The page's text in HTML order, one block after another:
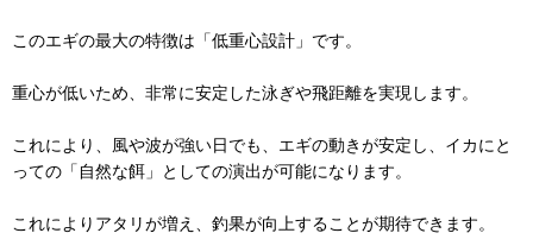
このエギの最大の特徴は「低重心設計」です。
重心が低いため、非常に安定した泳ぎや飛距離を実現します。
これにより、風や波が強い日でも、エギの動きが安定し、イカにと
っての「自然な餌」としての演出が可能になります。
これによりアタリが増え、釣果が向上することが期待できます。